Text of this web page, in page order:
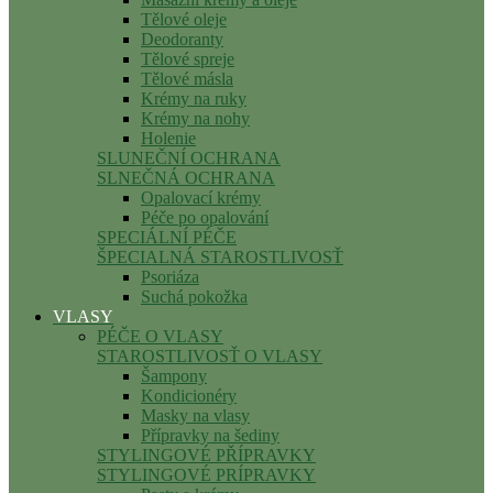
Tělové oleje
Deodoranty
Tělové spreje
Tělové másla
Krémy na ruky
Krémy na nohy
Holenie
SLUNEČNÍ OCHRANA
SLNEČNÁ OCHRANA
Opalovací krémy
Péče po opalování
SPECIÁLNÍ PÉČE
ŠPECIALNÁ STAROSTLIVOSŤ
Psoriáza
Suchá pokožka
VLASY
PÉČE O VLASY
STAROSTLIVOSŤ O VLASY
Šampony
Kondicionéry
Masky na vlasy
Přípravky na šediny
STYLINGOVÉ PŘÍPRAVKY
STYLINGOVÉ PRÍPRAVKY